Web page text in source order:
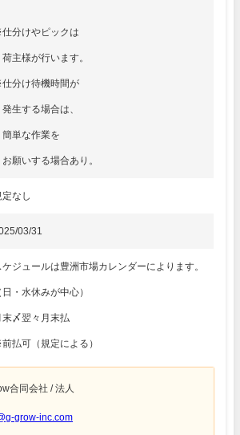
分けやピックは
主様が行います。
分け待機時間が
生する場合は、
単な作業を
願いする場合あり。
定なし
03/31
ケジュールは豊洲市場カレンダーによります。
日・水休みが中心）
末〆翌々月末払
払可（規定による）
合同会社 / 法人
grow-inc.com